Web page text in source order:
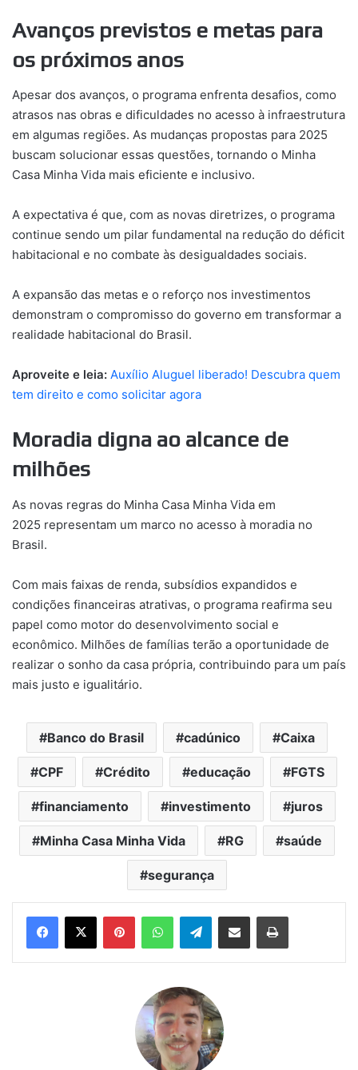
Avanços previstos e metas para
os próximos anos
Apesar dos avanços, o programa enfrenta desafios, como
atrasos nas obras e dificuldades no acesso à infraestrutura
em algumas regiões. As mudanças propostas para 2025
buscam solucionar essas questões, tornando o Minha
Casa Minha Vida mais eficiente e inclusivo.
A expectativa é que, com as novas diretrizes, o programa
continue sendo um pilar fundamental na redução do déficit
habitacional e no combate às desigualdades sociais.
A expansão das metas e o reforço nos investimentos
demonstram o compromisso do governo em transformar a
realidade habitacional do Brasil.
Aproveite e leia: Auxílio Aluguel liberado! Descubra quem
tem direito e como solicitar agora
Moradia digna ao alcance de
milhões
As novas regras do Minha Casa Minha Vida em
2025 representam um marco no acesso à moradia no
Brasil.
Com mais faixas de renda, subsídios expandidos e
condições financeiras atrativas, o programa reafirma seu
papel como motor do desenvolvimento social e
econômico. Milhões de famílias terão a oportunidade de
realizar o sonho da casa própria, contribuindo para um país
mais justo e igualitário.
Banco do Brasil cadúnico Caixa
CPF Crédito educação FGTS
financiamento investimento juros
Minha Casa Minha Vida RG saúde
segurança
PinterestWhatsAppTelegramCompartilhar via e-mail Imprimir